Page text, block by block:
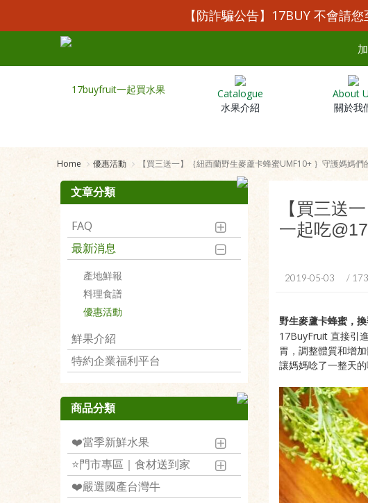
【防詐騙公告】17BUY 不會請
Catalogue
水果介紹
About
關於我
Home 優惠活動 【買三送一】｛紐西蘭野生麥蘆卡蜂蜜UMF10+ ｝守護媽媽
文章分類
FAQ
最新消息
產地鮮報
料理食譜
優惠活動
鮮果介紹
特約企業福利平台
商品分類
❤️當季新鮮水果
⭐️門市專區｜食材送到家
❤️嚴選國產台灣牛
【買三送
一起吃
2019-05-03 /
野生麥蘆卡蜂蜜，
17BuyFruit 直接引
胃，調整體質和增加
讓媽媽唸了一整天